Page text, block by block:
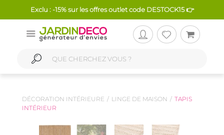
Exclu : -15% sur les offres outlet code DESTOCK15 👉
DÉCORATION INTÉRIEURE LINGE DE MAISON
TAPIS
INTÉRIEUR